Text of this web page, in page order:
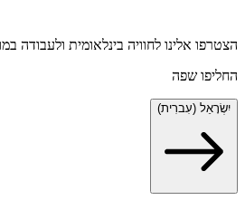
הצטרפו אלינו לחוויה בינלאומית ולעבודה
החליפו שפה
יִשְׂרָאֵל (עִברִית)